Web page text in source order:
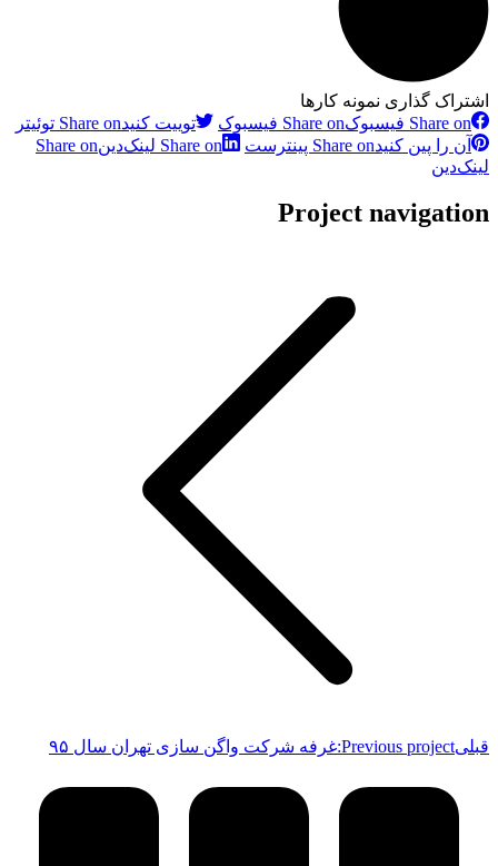
اشتراک گذاری نمونه کارها
Share on فیسبوک
Share on فیسبوک توییت کنیدShare on توئیتر
آن را پین کنیدShare on پینترست Share on لینک‌دین
Share on
لینک‌دین
Project navigation
قبلیPrevious project: غرفه شرکت واگن سازی تهران سال ۹۵